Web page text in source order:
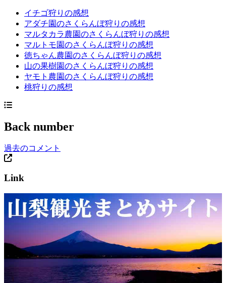
イチゴ狩りの感想
アダチ園のさくらんぼ狩りの感想
マルタカラ農園のさくらんぼ狩りの感想
マルトモ園のさくらんぼ狩りの感想
徳ちゃん農園のさくらんぼ狩りの感想
山の果樹園のさくらんぼ狩りの感想
ヤモト農園のさくらんぼ狩りの感想
桃狩りの感想
Back number
過去のコメント
Link